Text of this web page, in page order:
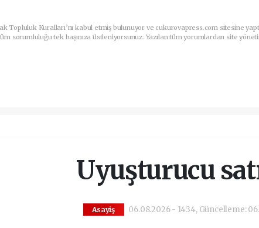
Topluluk Kuralları’nı kabul etmiş bulunuyor ve cukurovapress.com sitesine
sorumluluğu tek başınıza üstleniyorsunuz. Yazılan tüm yorumlardan site
Uyuşturucu
Asayiş 06.08.2026 - 14:34, Güncelleme: